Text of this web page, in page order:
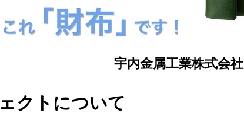
宇内金属工業株式会社
クトについて